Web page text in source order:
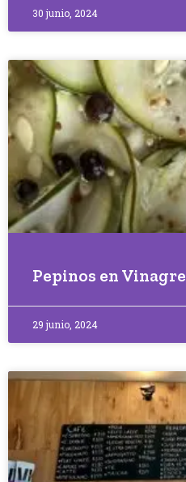
30 junio, 2024
Pepinos en Vinagre
29 junio, 2024